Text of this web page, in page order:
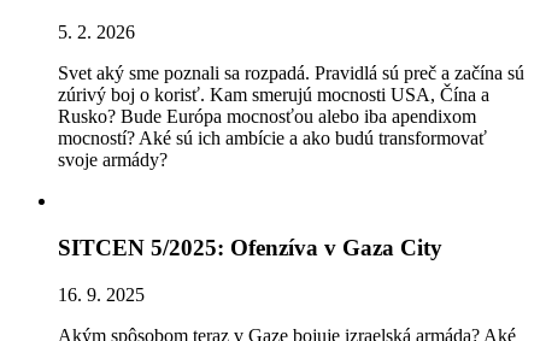
5. 2. 2026
Svet aký sme poznali sa rozpadá. Pravidlá sú preč a začína sú
zúrivý boj o korisť. Kam smerujú mocnosti USA, Čína a
Rusko? Bude Európa mocnosťou alebo iba apendixom
mocností? Aké sú ich ambície a ako budú transformovať
svoje armády?
SITCEN 5/2025: Ofenzíva v Gaza City
16. 9. 2025
Akým spôsobom teraz v Gaze bojuje izraelská armáda? Aké